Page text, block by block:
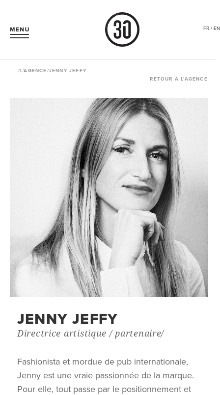
FR / EN
/L'AGENCE/JENNY JEFFY
RETOUR À L'AGENCE
JENNY JEFFY
Directrice artistique / partenaire/
Fashionista et mordue de pub internationale,
Jenny est une vraie passionnée de la marque.
Pour elle, tout passe par le positionnement et